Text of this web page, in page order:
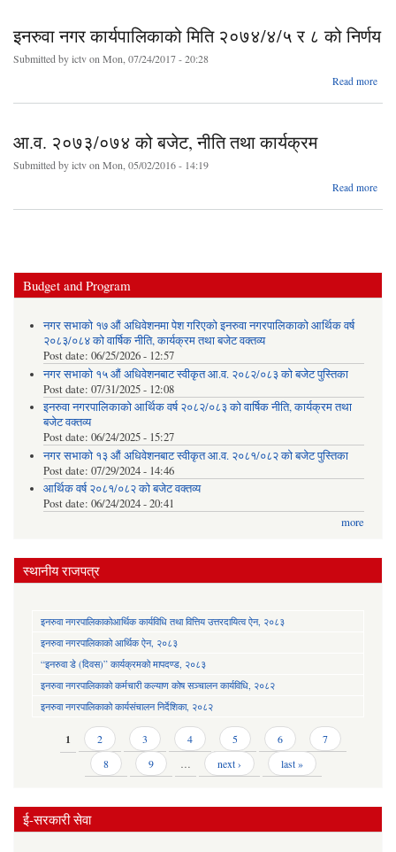
इनरुवा नगर कार्यपालिकाको मिति २०७४/४/५ र ८ को निर्णय
Submitted byictvon Mon, 07/24/2017 - 20:28
Read more
आ.व. २०७३/०७४ को बजेट, नीति तथा कार्यक्रम
Submitted byictvon Mon, 05/02/2016 - 14:19
Read more
Budget and Program
नगर सभाको १७ औं अधिवेशनमा पेश गरिएको इनरुवा नगरपालिकाको आर्थिक वर्ष
२०८३/०८४ को वार्षिक नीति, कार्यक्रम तथा बजेट वक्तव्य
Post date: 06/25/2026 - 12:57
नगर सभाको १५ औं अधिवेशनबाट स्वीकृत आ.व. २०८२/०८३ को बजेट पुस्तिका
Post date: 07/31/2025 - 12:08
इनरुवा नगरपालिकाको आर्थिक वर्ष २०८२/०८३ को वार्षिक नीति, कार्यक्रम तथा
बजेट वक्तव्य
Post date: 06/24/2025 - 15:27
नगर सभाको १३ औं अधिवेशनबाट स्वीकृत आ.व. २०८१/०८२ को बजेट पुस्तिका
Post date: 07/29/2024 - 14:46
आर्थिक वर्ष २०८१/०८२ को बजेट वक्तव्य
Post date: 06/24/2024 - 20:41
more
स्थानीय राजपत्र
इनरुवा नगरपालिकाकोआर्थिक कार्यविधि तथा वित्तिय उत्तरदायित्व ऐन, २०८३
इनरुवा नगरपालिकाको आर्थिक ऐन, २०८३
“इनरुवा डे (दिवस)” कार्यक्रमको मापदण्ड, २०८३
इनरुवा नगरपालिकाको कर्मचारी कल्याण कोष सञ्चालन कार्यविधि, २०८२
इनरुवा नगरपालिकाको कार्यसंचालन निर्देशिका, २०८२
Pages1 2 3 4 5 6
7
8
9 … next › last »
ई-सरकारी सेवा